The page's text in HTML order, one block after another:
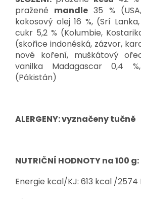
pražené mandle 35 %
kokosový olej 16 %, (Srí
cukr 5,2 % (Kolumbie,
(skořice indonéská, zázvor,
nové koření, muškátový
vanilka Madagascar 0,4
(Pákistán)
ALERGENY: vyznačeny tučně
NUTRIČNÍ HODNOTY na 100 g:
Energie kcal/KJ: 613 kcal /2574